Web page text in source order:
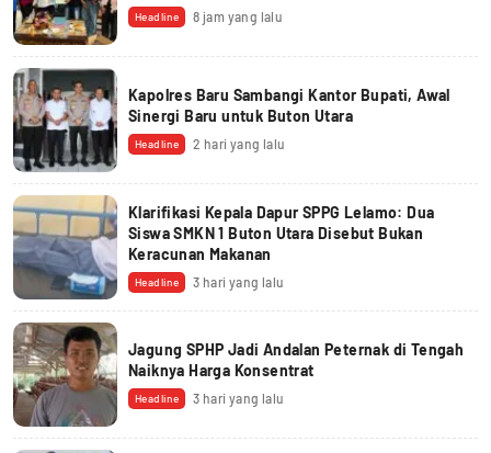
Headline 8 jam yang lalu
Kapolres Baru Sambangi Kantor Bupati, Awal
Sinergi Baru untuk Buton Utara
Headline 2 hari yang lalu
Klarifikasi Kepala Dapur SPPG Lelamo: Dua
Siswa SMKN 1 Buton Utara Disebut Bukan
Keracunan Makanan
Headline 3 hari yang lalu
Jagung SPHP Jadi Andalan Peternak di Tengah
Naiknya Harga Konsentrat
Headline 3 hari yang lalu